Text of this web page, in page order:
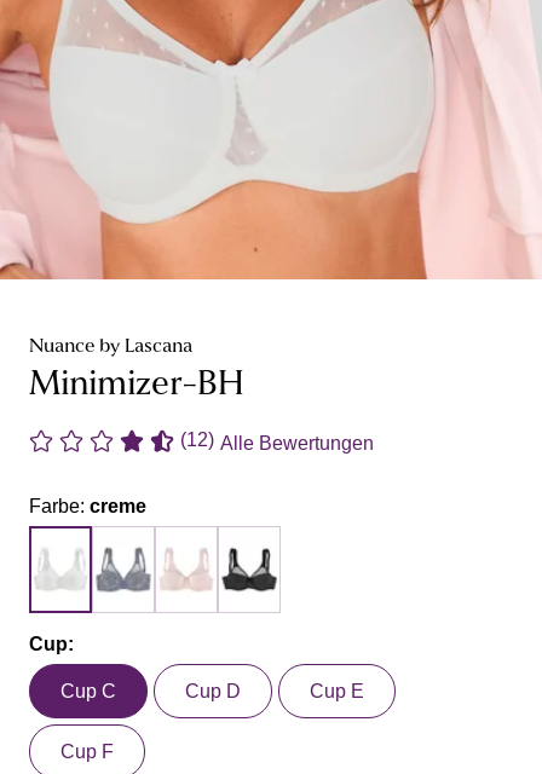
Nuance by Lascana
Minimizer-BH
(12) Alle Bewertungen
Farbe: creme
Cup:
Cup C Cup D Cup E
Cup F